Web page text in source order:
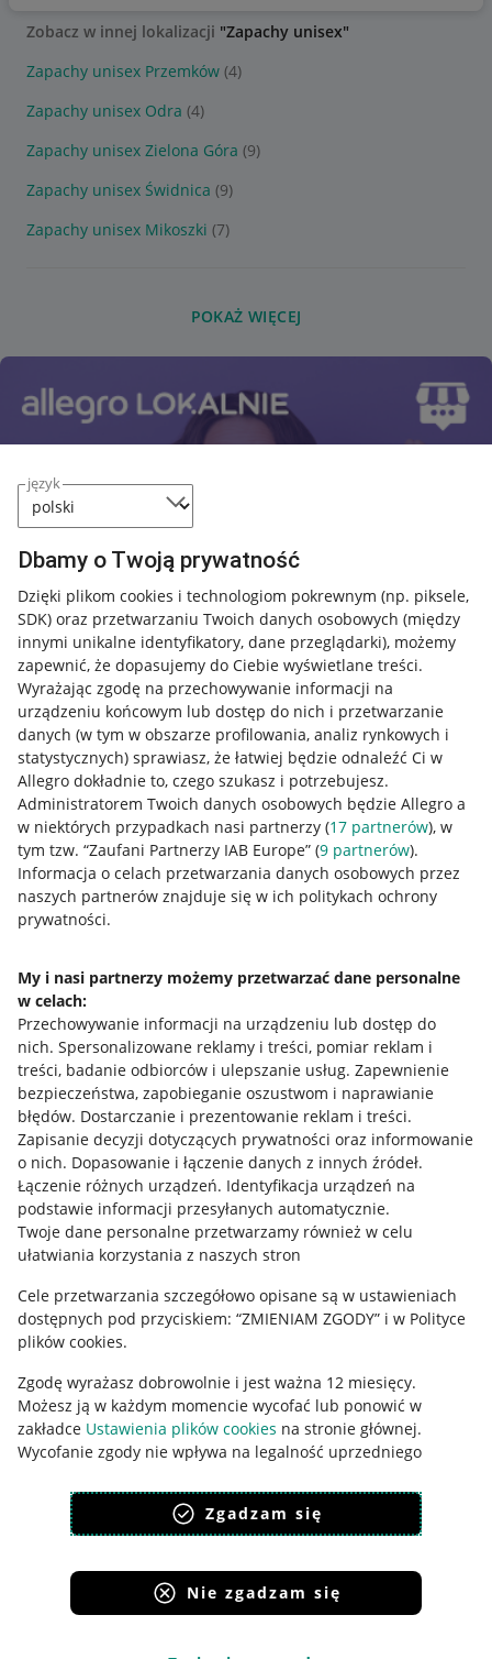
język
Dbamy o Twoją prywatność
Dzięki plikom cookies i technologiom pokrewnym (np. piksele,
SDK) oraz przetwarzaniu Twoich danych osobowych (między
innymi unikalne identyfikatory, dane przeglądarki), możemy
zapewnić, że dopasujemy do Ciebie wyświetlane treści.
Wyrażając zgodę na przechowywanie informacji na
urządzeniu końcowym lub dostęp do nich i przetwarzanie
danych (w tym w obszarze profilowania, analiz rynkowych i
statystycznych) sprawiasz, że łatwiej będzie odnaleźć Ci w
Allegro dokładnie to, czego szukasz i potrzebujesz.
Administratorem Twoich danych osobowych będzie Allegro a
w niektórych przypadkach nasi partnerzy (17 partnerów), w
tym tzw. “Zaufani Partnerzy IAB Europe” (9 partnerów).
Informacja o celach przetwarzania danych osobowych przez
naszych partnerów znajduje się w ich politykach ochrony
prywatności.
My i nasi partnerzy możemy przetwarzać dane personalne
w celach:
Przechowywanie informacji na urządzeniu lub dostęp do
nich. Spersonalizowane reklamy i treści, pomiar reklam i
treści, badanie odbiorców i ulepszanie usług. Zapewnienie
bezpieczeństwa, zapobieganie oszustwom i naprawianie
błędów. Dostarczanie i prezentowanie reklam i treści.
Zapisanie decyzji dotyczących prywatności oraz informowanie
o nich. Dopasowanie i łączenie danych z innych źródeł.
Łączenie różnych urządzeń. Identyfikacja urządzeń na
podstawie informacji przesyłanych automatycznie.
Twoje dane personalne przetwarzamy również w celu
ułatwiania korzystania z naszych stron
Cele przetwarzania szczegółowo opisane są w ustawieniach
dostępnych pod przyciskiem: “ZMIENIAM ZGODY” i w Polityce
plików cookies.
Zgodę wyrażasz dobrowolnie i jest ważna 12 miesięcy.
Możesz ją w każdym momencie wycofać lub ponowić w
zakładce Ustawienia plików cookies na stronie głównej.
Wycofanie zgody nie wpływa na legalność uprzedniego
polityka plików cookies
polityka ochrony prywatności
Zgadzam się
Nie zgadzam się
Zobacz w innej lokalizacji "Zapachy unisex"
Zapachy unisex Przemków (4)
Zapachy unisex Odra (4)
Zapachy unisex Zielona Góra (9)
Zapachy unisex Świdnica (9)
Zapachy unisex Mikoszki (7)
POKAŻ WIĘCEJ
Przydatne informacje
Jak to działa
Napisz do nas
Allegro Gadane dla kupujących
Mapa miejscowości
Informacje prawne
Regulamin
Polityka plików "cookies"
Ustawienia plików "cookies"
Udostępnianie lokalizacji
Pobierz aplikację
Korzystanie z serwisu oznacza akceptacjęregulaminu